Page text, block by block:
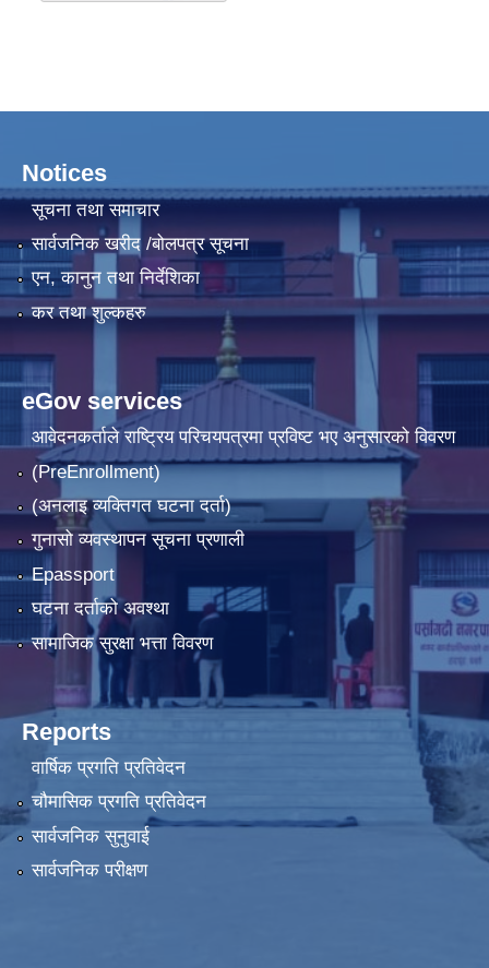
Notices
सूचना तथा समाचार
सार्वजनिक खरीद /बोलपत्र सूचना
एन, कानुन तथा निर्देशिका
कर तथा शुल्कहरु
eGov services
आवेदनकर्ताले राष्‍ट्रिय परिचयपत्रमा प्रविष्ट भए अनुसारको विवरण
(PreEnrollment)
(अनलाइ व्यक्तिगत घटना दर्ता)
गुनासो व्यवस्थापन सूचना प्रणाली
Epassport
घटना दर्ताको अवश्था
सामाजिक सुरक्षा भत्ता विवरण
Reports
वार्षिक प्रगति प्रतिवेदन
चौमासिक प्रगति प्रतिवेदन
सार्वजनिक सुनुवाई
सार्वजनिक परीक्षण